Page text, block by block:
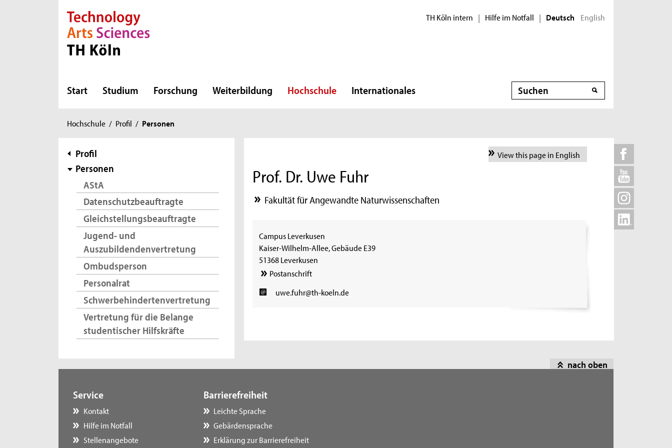
Direkt zur Hauptnavigation
Direkt zur Subnavigation
Direkt zum Inhalt
Direkt zum Fußbereich TH Köln intern | Hilfe im Notfall | Deutsch English
Start Studium Forschung Weiterbildung Hochschule Internationales Suche
Sie
hier:
Hochschule / Profil / Personen
Subnavigation
Profil
Personen
AStA
Datenschutzbeauftragte
Gleichstellungsbeauftragte
Jugend- und
Auszubildendenvertretung
Ombudsperson
Personalrat
Schwerbehindertenvertretung
Vertretung für die Belange
studentischer Hilfskräfte
View this page in English
Prof. Dr. Uwe Fuhr
Fakultät für Angewandte Naturwissenschaften
Campus Leverkusen
Kaiser-Wilhelm-Allee, Gebäude E39
51368 Leverkusen
Postanschrift
uwe.fuhr@th-koeln.de
nach oben
Service
Kontakt
Hilfe im Notfall
Stellenangebote
Barrierefreiheit
Leichte Sprache
Gebärdensprache
Erklärung zur Barrierefreiheit